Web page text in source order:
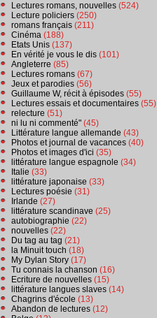
Lectures romans, nouvelles (524)
Lecture policiers (250)
romans français (211)
Cinéma (188)
Etats Unis (137)
En vérité je vous le dis (101)
Angleterre (85)
Lectures romans (67)
Jeux et parodies (56)
Guillaume W, récit à épisodes (55)
Lectures essais et documentaires (55)
relecture (51)
ni lu ni commenté" (45)
Littérature langue allemande (43)
Photos et journal de vacances (40)
Photos et images d'ici (35)
littérature langue espagnole (34)
Italie (33)
littérature japonaise (33)
Lectures poésie (31)
Irlande (27)
littérature scandinave (25)
autobiographie (22)
nouvelles (22)
Du tag au tag (21)
la Minuit touch (18)
My Dylan Story (17)
Tu connais la chanson (16)
Ecriture de nouvelles (15)
littérature langues slaves (14)
Chagrins d'école (13)
Abandon de lectures (12)